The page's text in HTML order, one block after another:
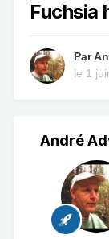
Fuchsia
Par
le 1
André